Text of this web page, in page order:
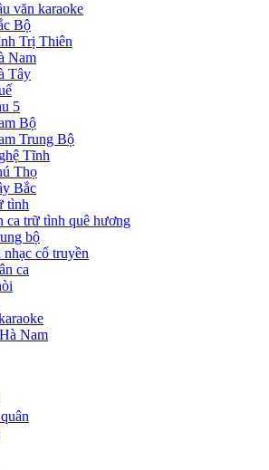
văn karaoke
Bộ
Trị Thiên
Nam
Tây
5
Bộ
Trung Bộ
Tĩnh
Thọ
Bắc
tình
ca trữ tình quê hương
bộ
nhạc cổ truyền
ca
Nam